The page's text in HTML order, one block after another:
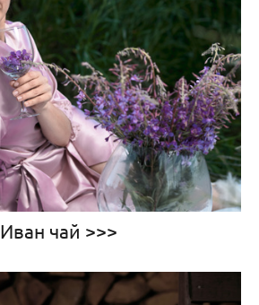
Иван чай >>>